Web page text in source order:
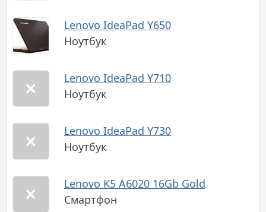
Lenovo IdeaPad Y650
Ноутбук
Lenovo IdeaPad Y710
Ноутбук
Lenovo IdeaPad Y730
Ноутбук
Lenovo K5 A6020 16Gb Gold
Смартфон